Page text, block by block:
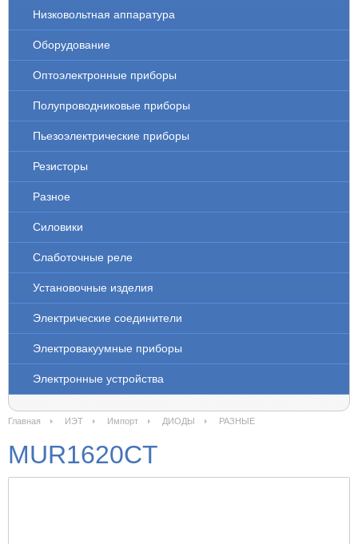
Низковольтная аппаратура
Оборудование
Оптоэлектронные приборы
Полупроводниковые приборы
Пьезоэлектрические приборы
Резисторы
Разное
Силовики
Слаботочные реле
Установочные изделия
Электрические соединители
Электровакуумные приборы
Электронные устройства
Главная ИЭТ Импорт ДИОДЫ РАЗНЫЕ
MUR1620CT